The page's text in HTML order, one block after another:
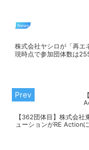
News
株式会社ヤシロが「再エ
現時点で参加団体数は
【362団体目】株式会社
ューションがRE Action